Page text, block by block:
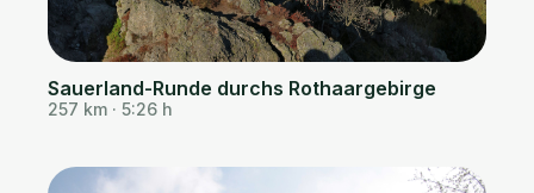
Sauerland-Runde durchs Rothaargebirge
257 km · 5:26 h